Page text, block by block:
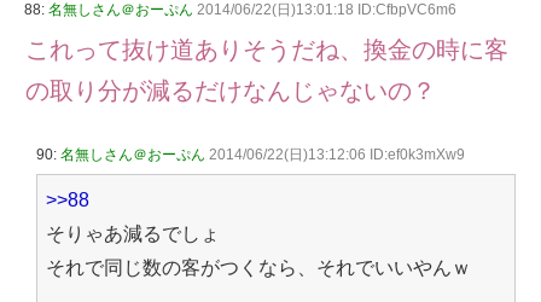
88: 名無しさん＠おーぷん 2014/06/22(日)13:01:18 ID:CfbpVC6m6
これって抜け道ありそうだね、換金の時に客
の取り分が減るだけなんじゃないの？
90: 名無しさん＠おーぷん 2014/06/22(日)13:12:06 ID:ef0k3mXw9
>>88
そりゃあ減るでしょ
それで同じ数の客がつくなら、それでいいやんｗ